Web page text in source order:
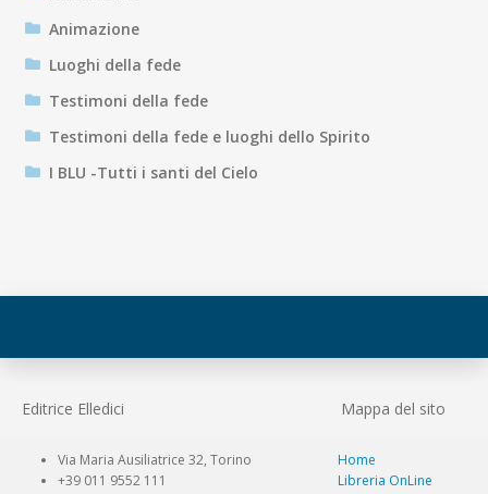
Animazione
Luoghi della fede
Testimoni della fede
Testimoni della fede e luoghi dello Spirito
I BLU -Tutti i santi del Cielo
Editrice Elledici Mappa del sito
Via Maria Ausiliatrice 32, Torino
+39 011 9552 111
Home
Libreria OnLine